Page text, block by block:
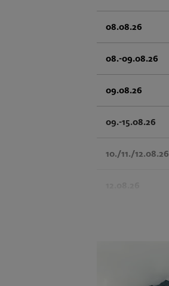
08.08.26
08.-09.08.26
09.08.26
09.-15.08.26
10./11./12.08.26